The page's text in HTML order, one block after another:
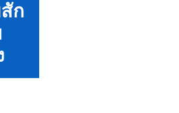
ก